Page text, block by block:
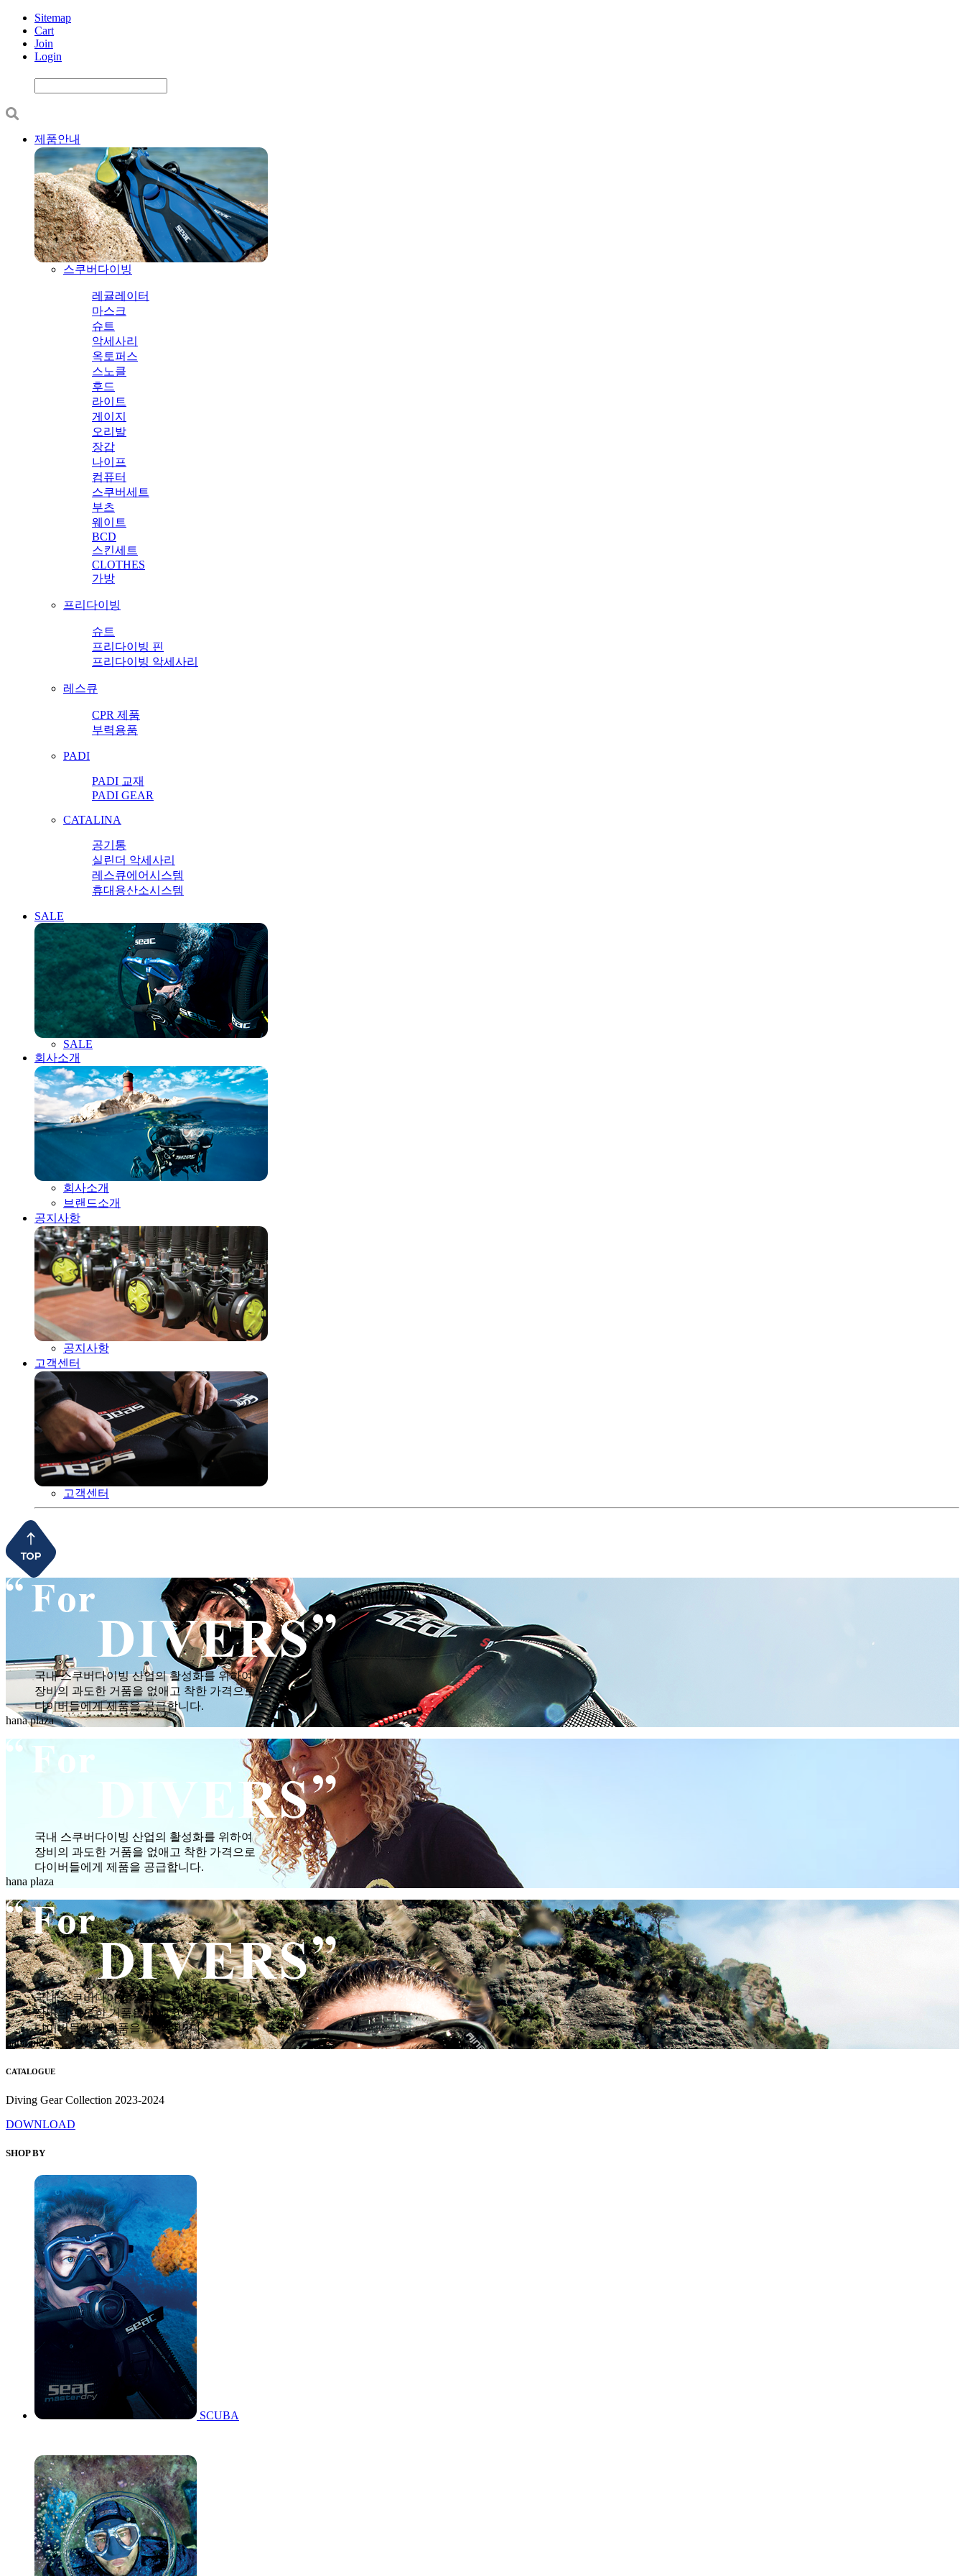
Sitemap
Cart
Join
Login
제품안내
스쿠버다이빙
레귤레이터
마스크
슈트
악세사리
옥토퍼스
스노클
후드
라이트
게이지
오리발
장갑
나이프
컴퓨터
스쿠버세트
부츠
웨이트
BCD
스킨세트
CLOTHES
가방
프리다이빙
슈트
프리다이빙 핀
프리다이빙 악세사리
레스큐
CPR 제품
부력용품
PADI
PADI 교재
PADI GEAR
CATALINA
공기통
실린더 악세사리
레스큐에어시스템
휴대용산소시스템
SALE
SALE
회사소개
회사소개
브랜드소개
공지사항
공지사항
고객센터
고객센터
국내 스쿠버다이빙 산업의 활성화를 위하여
장비의 과도한 거품을 없애고 착한 가격으로
다이버들에게 제품을 공급합니다.
hana plaza
국내 스쿠버다이빙 산업의 활성화를 위하여
장비의 과도한 거품을 없애고 착한 가격으로
다이버들에게 제품을 공급합니다.
hana plaza
국내 스쿠버다이빙 산업의 활성화를 위하여
장비의 과도한 거품을 없애고 착한 가격으로
다이버들에게 제품을 공급합니다.
hana plaza
CATALOGUE
Diving Gear Collection 2023-2024
DOWNLOAD
SHOP BY
SCUBA